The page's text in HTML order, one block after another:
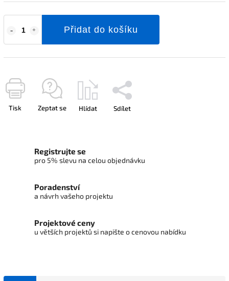
Přidat do košíku
Tisk Zeptat se Hlídat Sdílet
Registrujte se
pro 5% slevu na celou objednávku
Poradenství
a návrh vašeho projektu
Projektové ceny
u větších projektů si napište o cenovou nabídku